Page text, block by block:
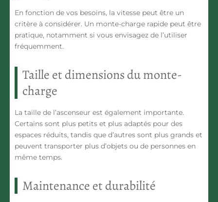
En fonction de vos besoins, la vitesse peut être un
critère à considérer. Un monte-charge rapide peut être
pratique, notamment si vous envisagez de l’utiliser
fréquemment.
Taille et dimensions du monte-
charge
La taille de l’ascenseur est également importante.
Certains sont plus petits et plus adaptés pour des
espaces réduits, tandis que d’autres sont plus grands et
peuvent transporter plus d’objets ou de personnes en
même temps.
Maintenance et durabilité